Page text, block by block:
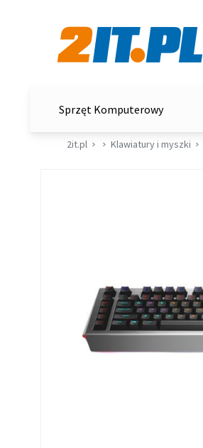
Sprzęt Komputerowy
2it.pl Klawiatury i myszki